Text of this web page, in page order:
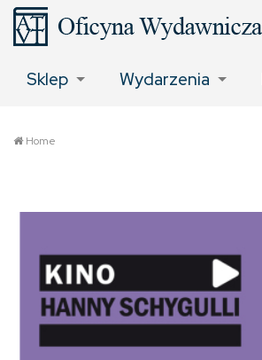
Sklep Wydarzenia
Home